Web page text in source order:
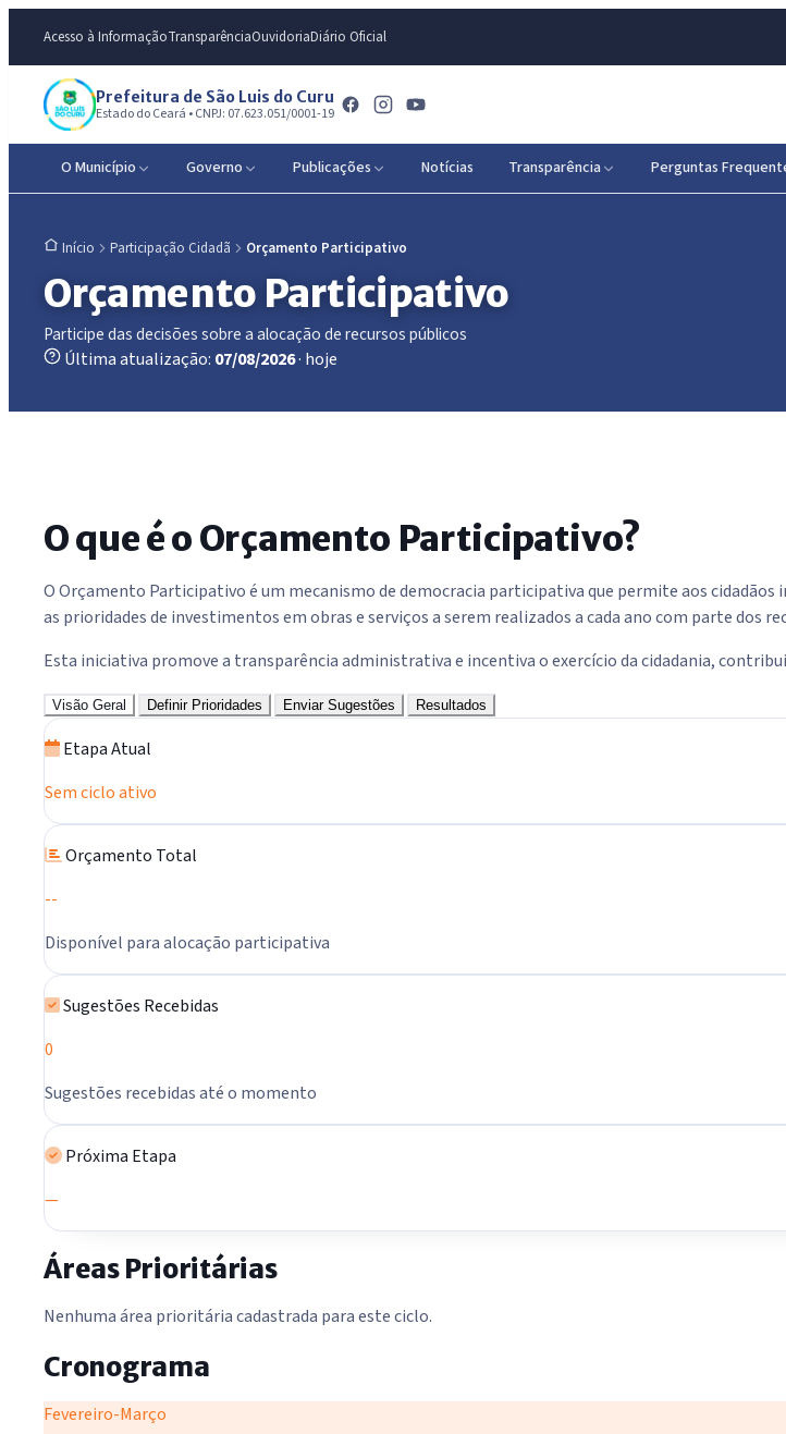
Acesso à InformaçãoTransparênciaOuvidoriaDiário Oficial
Prefeitura de São Luis do Curu
Estado do Ceará • CNPJ: 07.623.051/0001-19
O Município Governo Publicações Notícias Transparência Perguntas
Início Participação Cidadã Orçamento Participativo
Orçamento Participativo
Participe das decisões sobre a alocação de recursos públicos
Última atualização: 07/08/2026· hoje
O que é o Orçamento Participativo?
O Orçamento Participativo é um mecanismo de democracia participativa que permite aos
as prioridades de investimentos em obras e serviços a serem realizados a cada ano com parte dos
Esta iniciativa promove a transparência administrativa e incentiva o exercício da cidadania,
Visão Geral Definir Prioridades Enviar Sugestões Resultados
Etapa Atual
Sem ciclo ativo
Orçamento Total
--
Disponível para alocação participativa
Sugestões Recebidas
0
Sugestões recebidas até o momento
Próxima Etapa
—
Áreas Prioritárias
Nenhuma área prioritária cadastrada para este ciclo.
Cronograma
Fevereiro-Março